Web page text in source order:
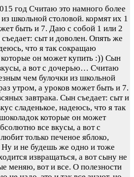
год Считаю это намного более
школьной столовой. кормят их 1
быть и 7. Даю с собой 1 или 2
сыт и доволен. Опять же
что я так сокращаю
он может купить :)) Сын
а вот с дочерью… Считаю
чем булочки из школьной
утром, а уроков может быть и 7.
завтрака. Сын съедает: сыт и
сладенькое, надеюсь, что я так
которые он может
все вкусы, а вот с
только печеное яблоко,
Ну и не будешь же одно и тоже
извращаться, а вот сыну не
меняю, вот и все. О полезности